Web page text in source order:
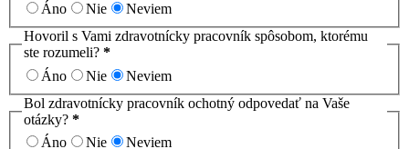
Áno
Nie
Neviem
Hovoril s Vami zdravotnícky pracovník spôsobom, ktorému
ste rozumeli? *
Áno
Nie
Neviem
Bol zdravotnícky pracovník ochotný odpovedať na Vaše
otázky? *
Áno
Nie
Neviem